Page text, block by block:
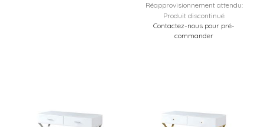
Réapprovisionnement attendu:
Produit discontinué
Contactez-nous pour pré-
commander